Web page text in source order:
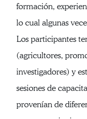
formación,
lo cual algunas
Los participantes
(agricultores,
investigadores) y
sesiones de
provenían de